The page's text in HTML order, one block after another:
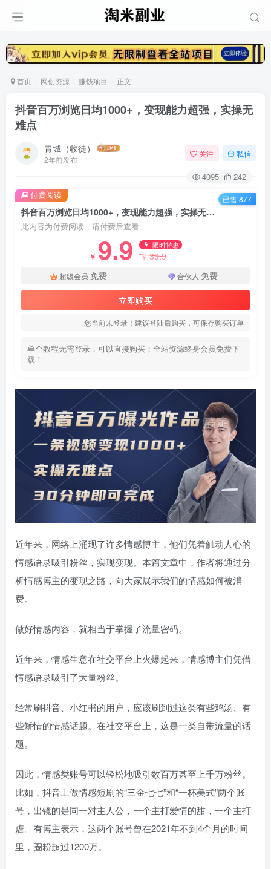
首页 网创资源 赚钱项目 正文
抖音百万浏览日均1000+，变现能力超强，实操无
难点
青城（收徒）
2年前发布
关注 私信
4095 242
抖音百万浏览日均1000+，变现能力超强，实操无难点
此内容为付费阅读，请付费后查看
￥ 9.9 限时特惠
￥39.9
超级会员 免费 合伙人 免费
立即购买
您当前未登录！建议登陆后购买，可保存购买订单
单个教程无需登录，可以直接购买；全站资源终身会员免费下
载！
付费阅读 已售 877
近年来，网络上涌现了许多情感博主，他们凭着触动人心的
情感语录吸引粉丝，实现变现。本篇文章中，作者将通过分
析情感博主的变现之路，向大家展示我们的情感如何被消
费。
做好情感内容，就相当于掌握了流量密码。
近年来，情感生意在社交平台上火爆起来，情感博主们凭借
情感语录吸引了大量粉丝。
经常刷抖音、小红书的用户，应该刷到过这类有些鸡汤、有
些矫情的情感话题。在社交平台上，这是一类自带流量的话
题。
因此，情感类账号可以轻松地吸引数百万甚至上千万粉丝。
比如，抖音上做情感短剧的“三金七七”和“一杯美式”两个账
号，出镜的是同一对主人公，一个主打爱情的甜，一个主打
虐。有博主表示，这两个账号曾在2021年不到4个月的时间
里，圈粉超过1200万。